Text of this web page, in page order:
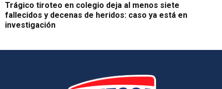
Trágico tiroteo en colegio deja al menos siete
fallecidos y decenas de heridos: caso ya está en
investigación